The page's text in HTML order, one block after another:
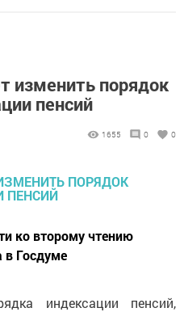
изменить порядок
пенсий
1655 0 0
ко второму чтению
в Госдуме
индексации пенсий,